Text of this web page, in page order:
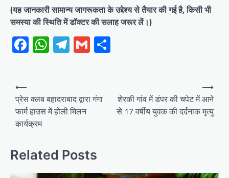
(यह जानकारी सामान्य जागरूकता के उद्देश्य से तैयार की गई है, किसी भी
समस्या की स्थिति में डॉक्टर की सलाह जरूर लें।)
Facebook
WhatsApp
Telegram
Gmail
Post
navigation
⟵
प्रेस क्लब बहादराबाद द्वारा गंगा
फार्म हाउस में होली मिलन
कार्यक्रम
शेरकी गांव में डंपर की चपेट में आने
से 17 वर्षीय युवक की दर्दनाक मृत्यु
⟶
Related Posts